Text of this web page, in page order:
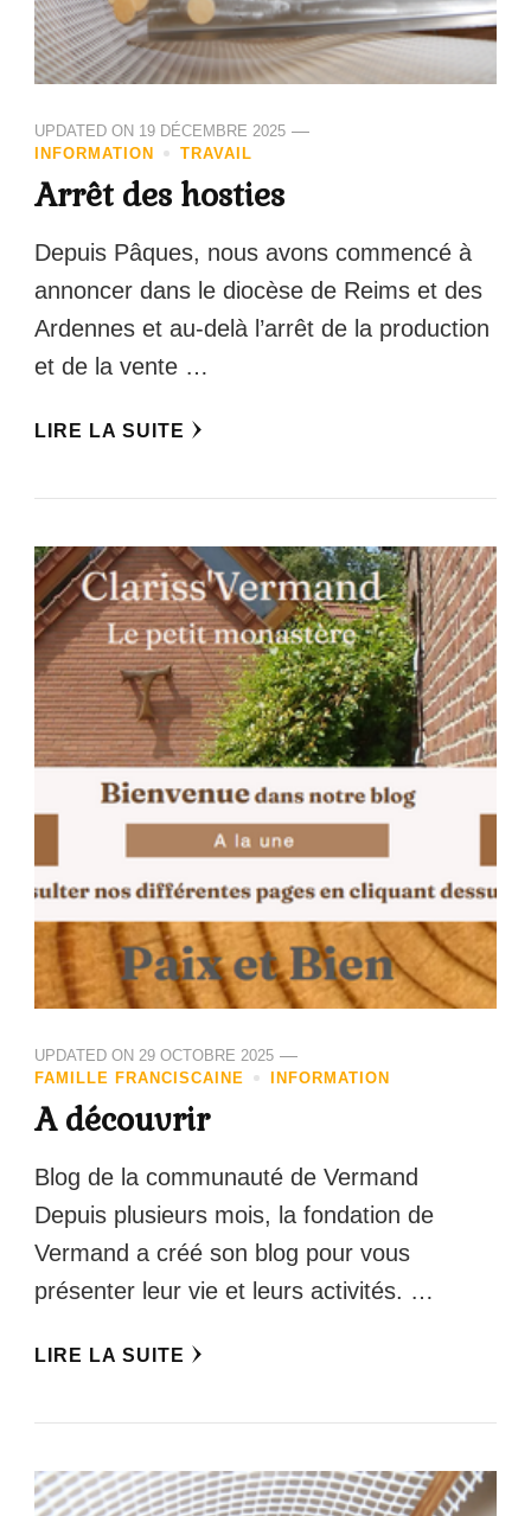
UPDATED ON 19 DÉCEMBRE 2025
INFORMATION
TRAVAIL
Arrêt des hosties
Depuis Pâques, nous avons commencé à
annoncer dans le diocèse de Reims et des
Ardennes et au-delà l’arrêt de la production
et de la vente …
LIRE LA SUITE
UPDATED ON 29 OCTOBRE 2025
FAMILLE FRANCISCAINE
INFORMATION
A découvrir
Blog de la communauté de Vermand
Depuis plusieurs mois, la fondation de
Vermand a créé son blog pour vous
présenter leur vie et leurs activités. …
LIRE LA SUITE